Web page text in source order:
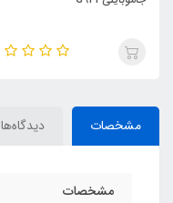
مشخصات دیدگاه‌ها
مشخصات